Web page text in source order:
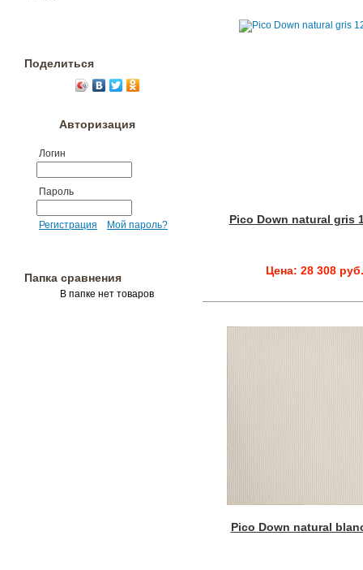
Поделиться
Авторизация
Логин
Пароль
Регистрация Мой пароль?
Папка сравнения
В папке нет товаров
Pico Down natural gris
Цена: 28 308 руб.
Pico Down natural